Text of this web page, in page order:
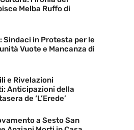
Melba Ruffo di
Sindaci in Protesta per le
Vuote e Mancanza di
e Rivelazioni
Anticipazioni della
de ‘L’Erede’
a Sesto San